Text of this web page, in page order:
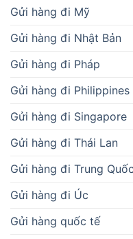
Gửi hàng đi Mỹ
Gửi hàng đi Nhật Bản
Gửi hàng đi Pháp
Gửi hàng đi Philippines
Gửi hàng đi Singapore
Gửi hàng đi Thái Lan
Gửi hàng đi Trung Quốc
Gửi hàng đi Úc
Gửi hàng quốc tế